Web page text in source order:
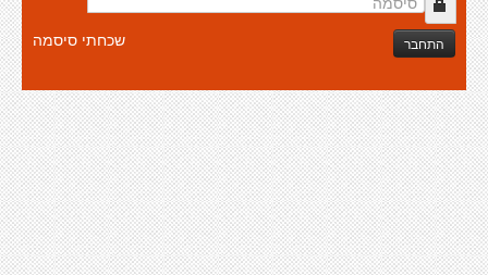
התחבר שכחתי סיסמה